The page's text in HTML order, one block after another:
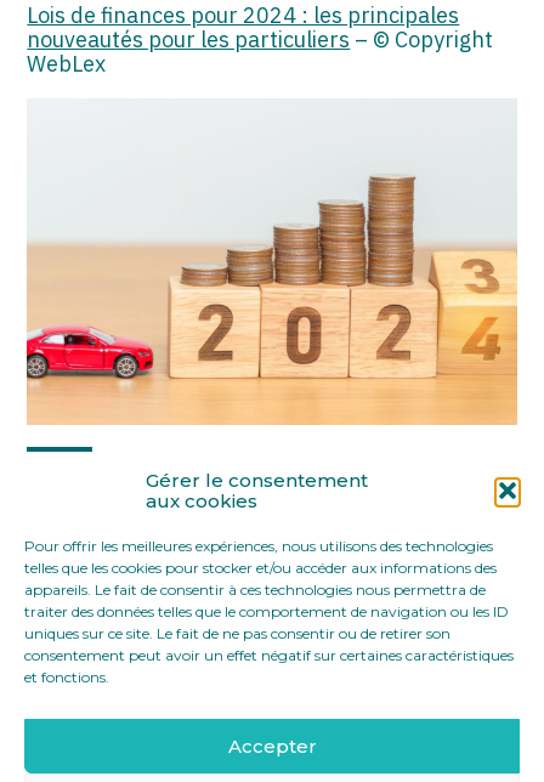
Gérer le consentement
aux cookies
Pour offrir les meilleures expériences, nous utilisons des technologies
telles que les cookies pour stocker et/ou accéder aux informations des
appareils. Le fait de consentir à ces technologies nous permettra de
traiter des données telles que le comportement de navigation ou les ID
uniques sur ce site. Le fait de ne pas consentir ou de retirer son
consentement peut avoir un effet négatif sur certaines caractéristiques
et fonctions.
Accepter
Lois de finances pour 2024 : les principales
nouveautés pour les particuliers – © Copyright
WebLex
FaceBook
TwitterLinkedIn